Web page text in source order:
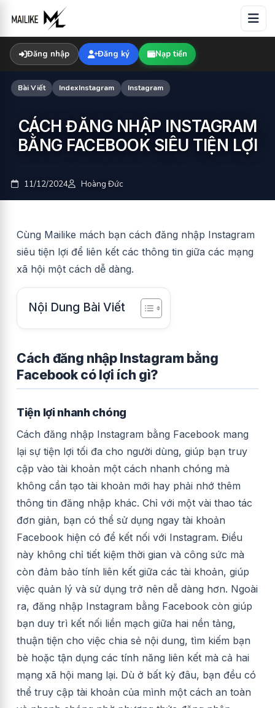
content
Đăng nhập Đăng ký Nạp tiền
Bài Viết IndexInstagram Instagram
CÁCH ĐĂNG NHẬP INSTAGRAM
BẰNG FACEBOOK SIÊU TIỆN LỢI
11/12/2024 Hoàng Đức
Cùng Mailike mách bạn cách đăng nhập Instagram
siêu tiện lợi để liên kết các thông tin giữa các mạng
xã hội một cách dễ dàng.
Nội Dung Bài Viết
Cách đăng nhập Instagram bằng
Facebook có lợi ích gì?
Tiện lợi nhanh chóng
Cách đăng nhập Instagram bằng Facebook mang
lại sự tiện lợi tối đa cho người dùng, giúp bạn truy
cập vào tài khoản một cách nhanh chóng mà
không cần tạo tài khoản mới hay phải nhớ thêm
thông tin đăng nhập khác. Chỉ với một vài thao tác
đơn giản, bạn có thể sử dụng ngay tài khoản
Facebook hiện có để kết nối với Instagram. Điều
này không chỉ tiết kiệm thời gian và công sức mà
còn đảm bảo tính liên kết giữa các tài khoản, giúp
việc quản lý và sử dụng trở nên dễ dàng hơn. Ngoài
ra, đăng nhập Instagram bằng Facebook còn giúp
bạn duy trì kết nối liền mạch giữa hai nền tảng,
thuận tiện cho việc chia sẻ nội dung, tìm kiếm bạn
bè hoặc tận dụng các tính năng liên kết mà cả hai
mạng xã hội mang lại. Dù ở bất kỳ đâu, bạn đều có
thể truy cập tài khoản của mình một cách an toàn